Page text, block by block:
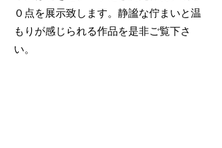
０点を展示致します。静謐な佇まいと温
もりが感じられる作品を是非ご覧下さ
い。